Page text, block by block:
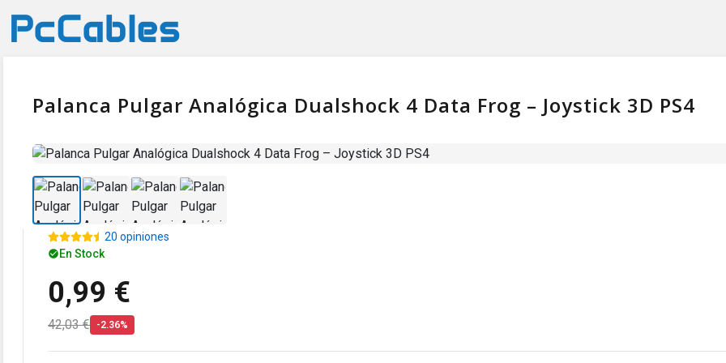
Palanca Pulgar Analógica Dualshock 4 Data Frog – Joystick 3D PS4
20 opiniones
En Stock
0,99 €
42,03 € -2.36%